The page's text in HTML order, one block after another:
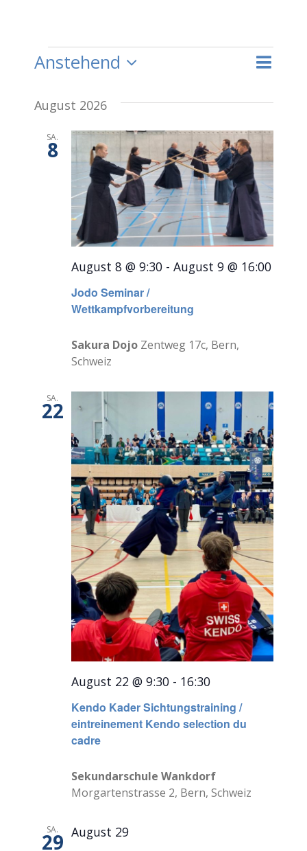
Veranstaltungen
Suche
und
Suche
Liste
Anstehend
wählen.
August 2026
SA.
8
Jodo Seminar /
Wettkampfvorbereitung
August 8 @ 9:30- August 9 @ 16:00
Sakura Dojo Zentweg 17c, Bern,
Schweiz
SA.
22
Kendo Kader Sichtungstraining /
eintreinement Kendo selection du
cadre
August 22 @ 9:30- 16:30
Sekundarschule Wankdorf
Morgartenstrasse 2, Bern, Schweiz
SA.
29 August 29